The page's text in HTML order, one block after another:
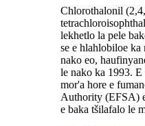
Chlorothalonil
lekhetlo la pele
se e hlahlobiloe ka
nako eo,
le nako ka 1993.
mor'a hore e
Authority (EFSA)
e baka tšilafalo le